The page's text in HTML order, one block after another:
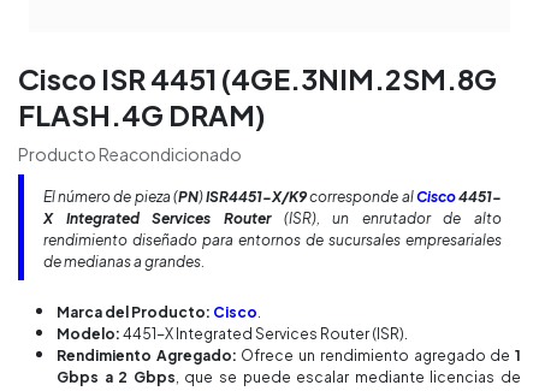
Cisco ISR 4451 (4GE.3NIM.2SM.8G
FLASH.4G DRAM)
Producto Reacondicionado
El número de pieza (PN)ISR4451-X/K9corresponde alCisco4451-
X Integrated Services Router(ISR), un enrutador de alto
rendimiento diseñado para entornos de sucursales empresariales
de medianas a grandes.
Marca del Producto: Cisco.
Modelo: 4451-X Integrated Services Router (ISR).
Rendimiento Agregado: Ofrece un rendimiento agregado de1
Gbps a 2 Gbps, que se puede escalar mediante licencias de